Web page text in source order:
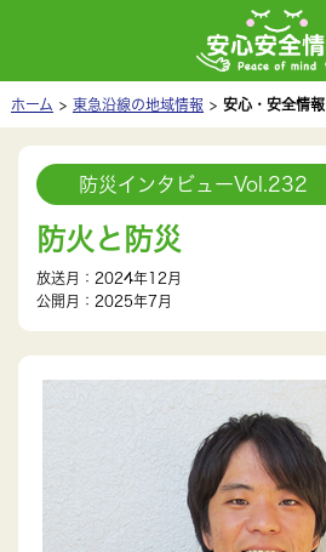
ホーム 東急沿線の地域情報 安心・安全情報
防災インタビューVol.232
防火と防災
放送月：2024年12月
公開月：2025年7月